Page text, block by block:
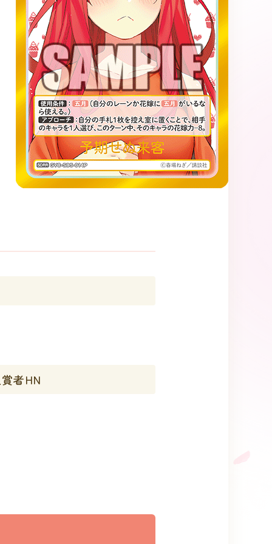
者HN